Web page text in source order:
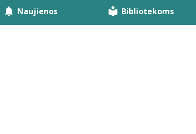
Naujienos Bibliotekoms